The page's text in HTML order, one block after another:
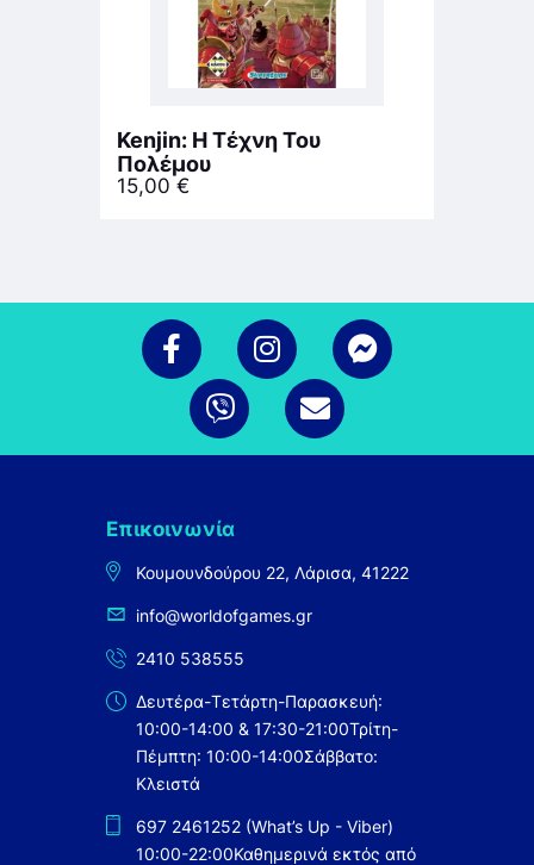
Kenjin: Η Τέχνη Του
Πολέμου
15,00 €
Επικοινωνία
Κουμουνδούρου 22, Λάρισα, 41222
info@worldofgames.gr
2410 538555
Δευτέρα-Τετάρτη-Παρασκευή:
10:00-14:00 & 17:30-21:00Τρίτη-
Πέμπτη: 10:00-14:00Σάββατο:
Κλειστά
697 2461252 (What’s Up - Viber)
10:00-22:00Καθημερινά εκτός από